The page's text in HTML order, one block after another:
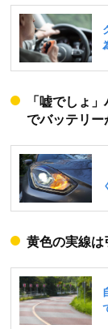
「嘘でしょ
でバッテリー
黄色の実線は